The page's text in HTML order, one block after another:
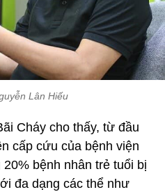
Lân Hiếu
Cháy cho thấy, từ đầu
cấp cứu của bệnh viện
bệnh nhân trẻ tuổi bị
đa dạng các thể như